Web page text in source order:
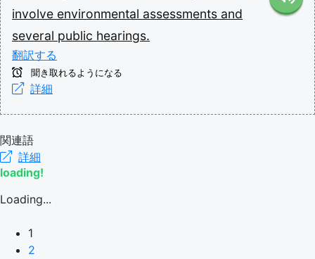
involve environmental assessments and
several public hearings.
翻訳する
聞き取れるようになる
詳細
関連語
詳細
loading!
Loading...
1
2